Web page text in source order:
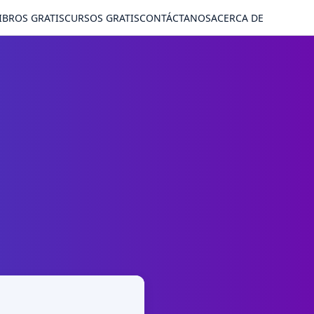
GRATISCURSOS GRATISCONTÁCTANOSACERCA DE